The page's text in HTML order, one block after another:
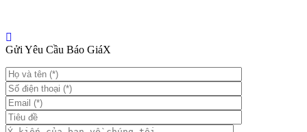
Gửi Yêu Cầu Báo GiáX